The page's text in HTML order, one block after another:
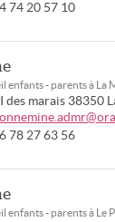
74 20 57 10
enfants - parents à La
des marais 38350
78 27 63 56
enfants - parents à Le